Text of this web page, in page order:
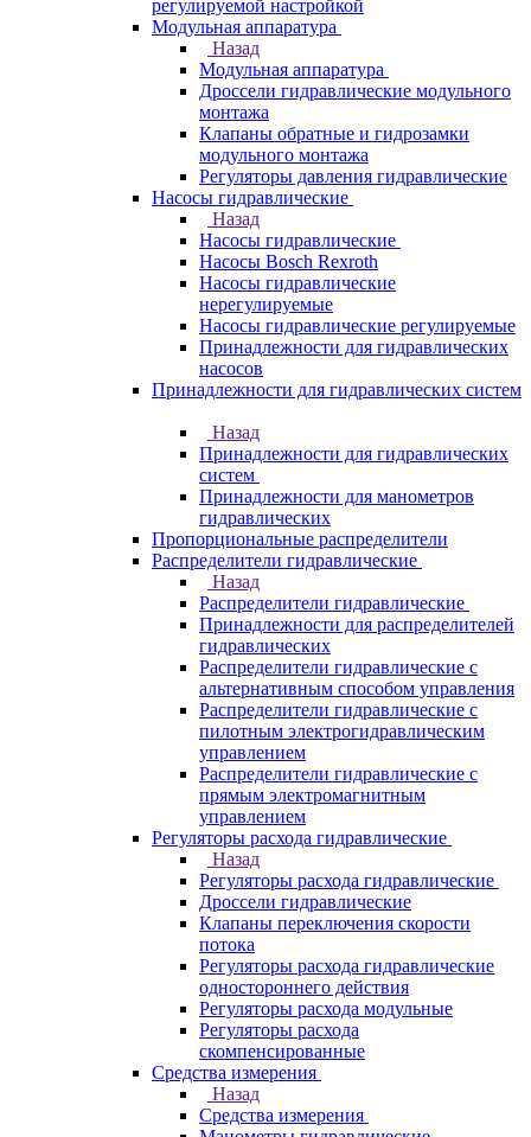
регулируемой настройкой
Модульная аппаратура
Назад
Модульная аппаратура
Дроссели гидравлические модульного
монтажа
Клапаны обратные и гидрозамки
модульного монтажа
Регуляторы давления гидравлические
Насосы гидравлические
Назад
Насосы гидравлические
Насосы Bosch Rexroth
Насосы гидравлические
нерегулируемые
Насосы гидравлические регулируемые
Принадлежности для гидравлических
насосов
Принадлежности для гидравлических систем
Назад
Принадлежности для гидравлических
систем
Принадлежности для манометров
гидравлических
Пропорциональные распределители
Распределители гидравлические
Назад
Распределители гидравлические
Принадлежности для распределителей
гидравлических
Распределители гидравлические с
альтернативным способом управления
Распределители гидравлические с
пилотным электрогидравлическим
управлением
Распределители гидравлические с
прямым электромагнитным
управлением
Регуляторы расхода гидравлические
Назад
Регуляторы расхода гидравлические
Дроссели гидравлические
Клапаны переключения скорости
потока
Регуляторы расхода гидравлические
одностороннего действия
Регуляторы расхода модульные
Регуляторы расхода
скомпенсированные
Средства измерения
Назад
Средства измерения